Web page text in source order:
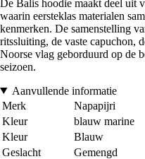
De Balis hoodie maakt deel uit
waarin eersteklas materialen
kenmerken. De samenstelling
ritssluiting, de vaste capuchon,
Noorse vlag geborduurd op de
seizoen.
Aanvullende informatie
Merk
Napapijri
Kleur
blauw marine
Kleur
Blauw
Geslacht
Gemengd